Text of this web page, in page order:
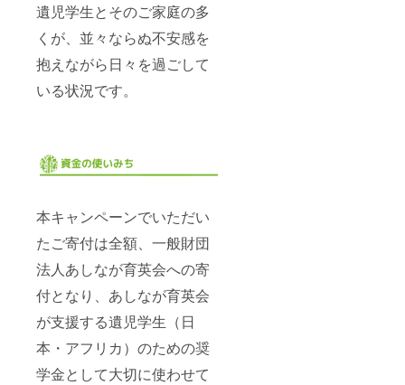
遺児学生とそのご家庭の多
くが、並々ならぬ不安感を
抱えながら日々を過ごして
いる状況です。
本キャンペーンでいただい
たご寄付は全額、一般財団
法人あしなが育英会への寄
付となり、あしなが育英会
が支援する遺児学生（日
本・アフリカ）のための奨
学金として大切に使わせて